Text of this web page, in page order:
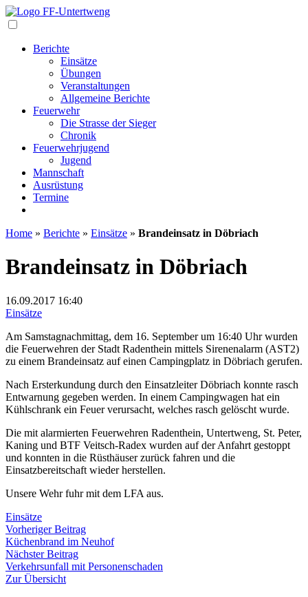
Berichte
Einsätze
Übungen
Veranstaltungen
Allgemeine Berichte
Feuerwehr
Die Strasse der Sieger
Chronik
Feuerwehrjugend
Jugend
Mannschaft
Ausrüstung
Termine
Home » Berichte » Einsätze » Brandeinsatz in Döbriach
Brandeinsatz in Döbriach
16.09.2017 16:40
Einsätze
Am Samstagnachmittag, dem 16. September um 16:40 Uhr wurden
die Feuerwehren der Stadt Radenthein mittels Sirenenalarm (AST2)
zu einem Brandeinsatz auf einen Campingplatz in Döbriach gerufen.
Nach Ersterkundung durch den Einsatzleiter Döbriach konnte rasch
Entwarnung gegeben werden. In einem Campingwagen hat ein
Kühlschrank ein Feuer verursacht, welches rasch gelöscht wurde.
Die mit alarmierten Feuerwehren Radenthein, Untertweng, St. Peter,
Kaning und BTF Veitsch-Radex wurden auf der Anfahrt gestoppt
und konnten in die Rüsthäuser zurück fahren und die
Einsatzbereitschaft wieder herstellen.
Unsere Wehr fuhr mit dem LFA aus.
Einsätze
Beitragsnavigation
Vorheriger BeitragVorheriger
Beitrag:
Küchenbrand im Neuhof
Nächster BeitragNächster
Beitrag:
Verkehrsunfall mit Personenschaden
Zur Übersicht